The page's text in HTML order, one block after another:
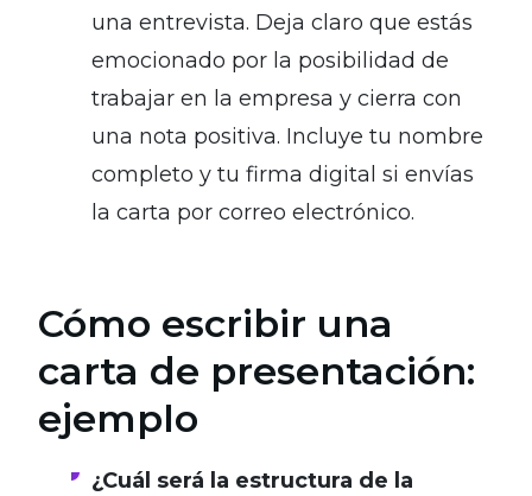
una entrevista. Deja claro que estás
emocionado por la posibilidad de
trabajar en la empresa y cierra con
una nota positiva. Incluye tu nombre
completo y tu firma digital si envías
la carta por correo electrónico.
Cómo escribir una
carta de presentación:
ejemplo
¿Cuál será la estructura de la